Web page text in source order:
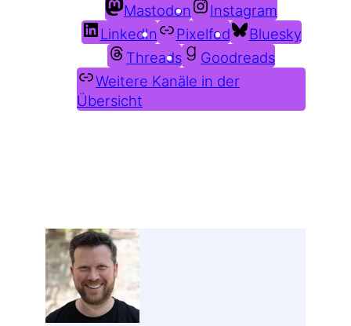
Mastodon
Instagram
LinkedIn
Pixelfed
Bluesky
Threads
Goodreads
Weitere Kanäle in der
Übersicht